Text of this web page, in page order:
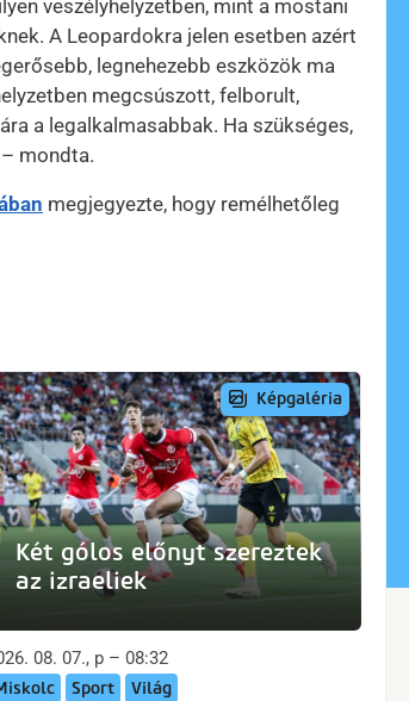
veszélyhelyzetben, mint a mostani
A Leopardokra jelen esetben azért
legnehezebb eszközök ma
megcsúszott, felborult,
a legalkalmasabbak. Ha szükséges,
mondta.
megjegyezte, hogy remélhetőleg
Képgaléria
Két gólos előnyt szereztek
az izraeliek
08. 07., p – 08:32
Sport Világ